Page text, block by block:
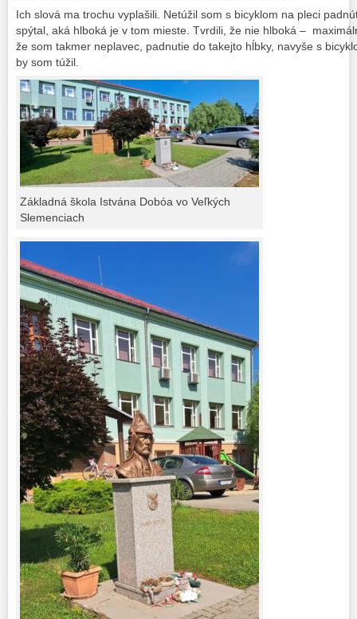
Ich slová ma trochu vyplašili. Netúžil som s bicyklom na pleci
spýtal, aká hlboká je v tom mieste. Tvrdili, že nie hlboká –
že som takmer neplavec, padnutie do takejto hĺbky, navyše s
by som túžil.
Základná škola Istvána Dobóa vo Veľkých
Slemenciach